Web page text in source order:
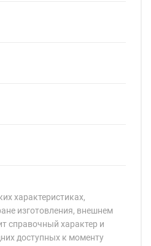
характеристиках,
изготовления, внешнем
справочный характер и
доступных к моменту